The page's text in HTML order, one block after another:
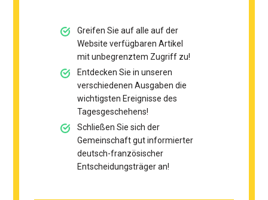
Greifen Sie auf alle auf der
Website verfügbaren Artikel
mit unbegrenztem Zugriff zu!
Entdecken Sie in unseren
verschiedenen Ausgaben die
wichtigsten Ereignisse des
Tagesgeschehens!
Schließen Sie sich der
Gemeinschaft gut informierter
deutsch-französischer
Entscheidungsträger an!